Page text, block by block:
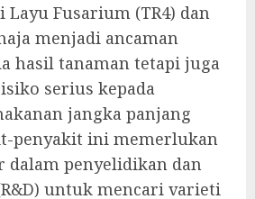
Fusarium (TR4) dan
menjadi ancaman
hasil tanaman tetapi juga
serius kepada
jangka panjang
penyakit ini memerlukan
dalam penyelidikan dan
untuk mencari varieti